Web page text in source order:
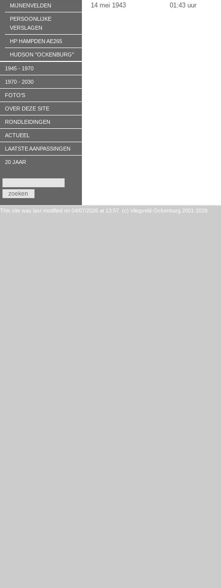
MIJNENVELDEN
PERSOONLIJKE
VERSLAGEN
HP HAMPDEN AE265
HUDSON "OCKENBURG"
1945 - 1970
1970 - 2030
FOTO'S
OVER DEZE SITE
RONDLEIDINGEN
ACTUEEL
LAATSTE AANPASSINGEN
20 JAAR
14 mei 1943
01:43 uur
This site was last modified on 04/07/2026 at 13:57. (c) Vliegveld-Ockenburg 2001-2026